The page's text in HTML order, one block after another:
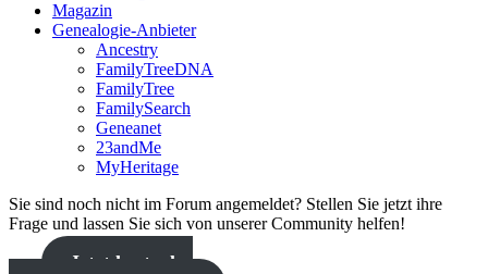
Magazin
Genealogie-Anbieter
Ancestry
FamilyTreeDNA
FamilyTree
FamilySearch
Geneanet
23andMe
MyHeritage
Sie sind noch nicht im Forum angemeldet? Stellen Sie jetzt ihre
Frage und lassen Sie sich von unserer Community helfen!
Jetzt kostenlos